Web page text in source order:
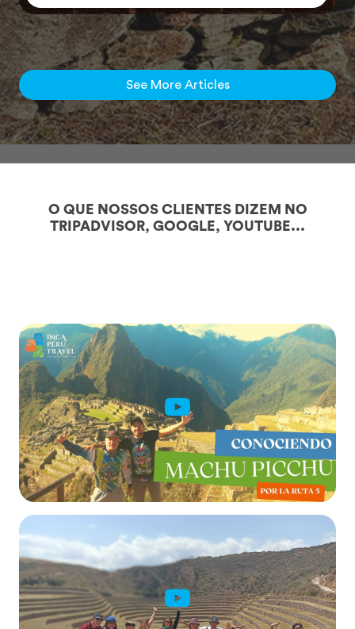
See More Articles
O QUE NOSSOS CLIENTES DIZEM NO
TRIPADVISOR, GOOGLE, YOUTUBE...